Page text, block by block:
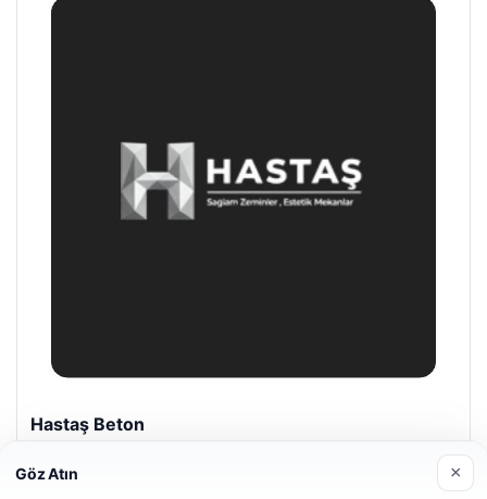
Enes Kaplan Avukatlık Bürosu
Göz Atın ×